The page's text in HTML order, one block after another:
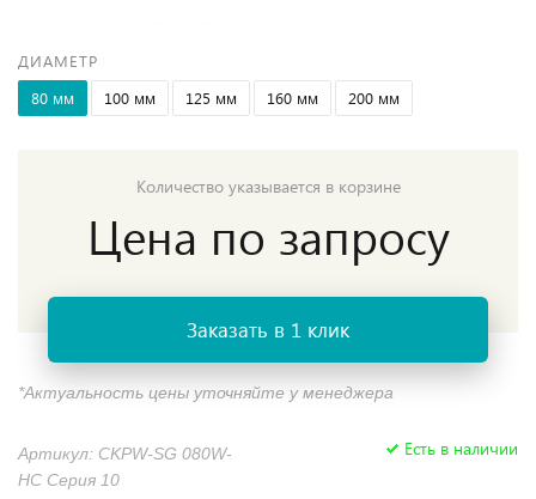
Артикул: CKPW-SG 080W-
НС Серия 10
Есть в наличии
ДИАМЕТР
80 мм
100 мм 125 мм 160 мм 200 мм
Количество указывается в корзине
Цена по запросу
Заказать в 1 клик
*Актуальность цены уточняйте у менеджера